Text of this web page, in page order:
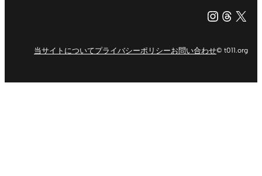
X（旧
当サイトについてプライバシーポリシーお問い合わせ© t011.org